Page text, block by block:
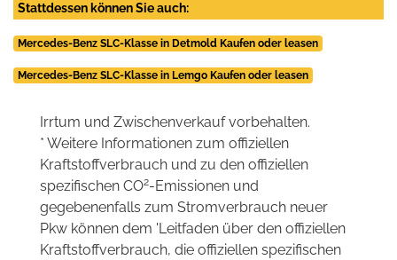
Stattdessen können Sie auch:
Mercedes-Benz SLC-Klasse in Detmold Kaufen oder leasen
Mercedes-Benz SLC-Klasse in Lemgo Kaufen oder leasen
Irrtum und Zwischenverkauf vorbehalten.
* Weitere Informationen zum offiziellen
Kraftstoffverbrauch und zu den offiziellen
spezifischen CO2-Emissionen und
gegebenenfalls zum Stromverbrauch neuer
Pkw können dem 'Leitfaden über den offiziellen
Kraftstoffverbrauch, die offiziellen spezifischen